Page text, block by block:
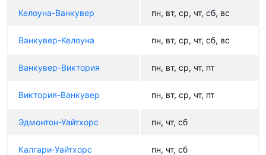
Келоуна-Ванкувер пн, вт, ср, чт, сб, вс
Ванкувер-Келоуна пн, вт, ср, чт, сб, вс
Ванкувер-Виктория пн, вт, ср, чт, пт
Виктория-Ванкувер пн, вт, ср, чт, пт
Эдмонтон-Уайтхорс пн, чт, сб
Калгари-Уайтхорс пн, чт, сб